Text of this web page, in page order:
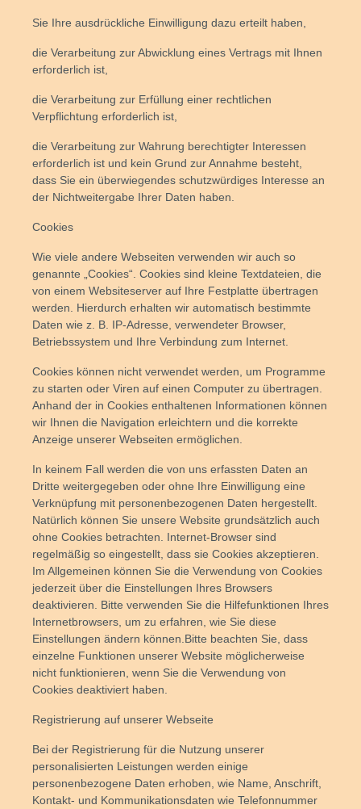
Sie Ihre ausdrückliche Einwilligung dazu erteilt haben,
die Verarbeitung zur Abwicklung eines Vertrags mit Ihnen
erforderlich ist,
die Verarbeitung zur Erfüllung einer rechtlichen
Verpflichtung erforderlich ist,
die Verarbeitung zur Wahrung berechtigter Interessen
erforderlich ist und kein Grund zur Annahme besteht,
dass Sie ein überwiegendes schutzwürdiges Interesse an
der Nichtweitergabe Ihrer Daten haben.
Cookies
Wie viele andere Webseiten verwenden wir auch so
genannte „Cookies“. Cookies sind kleine Textdateien, die
von einem Websiteserver auf Ihre Festplatte übertragen
werden. Hierdurch erhalten wir automatisch bestimmte
Daten wie z. B. IP-Adresse, verwendeter Browser,
Betriebssystem und Ihre Verbindung zum Internet.
Cookies können nicht verwendet werden, um Programme
zu starten oder Viren auf einen Computer zu übertragen.
Anhand der in Cookies enthaltenen Informationen können
wir Ihnen die Navigation erleichtern und die korrekte
Anzeige unserer Webseiten ermöglichen.
In keinem Fall werden die von uns erfassten Daten an
Dritte weitergegeben oder ohne Ihre Einwilligung eine
Verknüpfung mit personenbezogenen Daten hergestellt.
Natürlich können Sie unsere Website grundsätzlich auch
ohne Cookies betrachten. Internet-Browser sind
regelmäßig so eingestellt, dass sie Cookies akzeptieren.
Im Allgemeinen können Sie die Verwendung von Cookies
jederzeit über die Einstellungen Ihres Browsers
deaktivieren. Bitte verwenden Sie die Hilfefunktionen Ihres
Internetbrowsers, um zu erfahren, wie Sie diese
Einstellungen ändern können.Bitte beachten Sie, dass
einzelne Funktionen unserer Website möglicherweise
nicht funktionieren, wenn Sie die Verwendung von
Cookies deaktiviert haben.
Registrierung auf unserer Webseite
Bei der Registrierung für die Nutzung unserer
personalisierten Leistungen werden einige
personenbezogene Daten erhoben, wie Name, Anschrift,
Kontakt- und Kommunikationsdaten wie Telefonnummer